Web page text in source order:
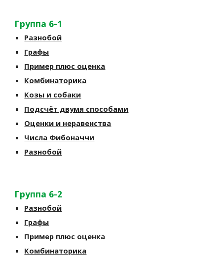
Группа 6-1
Разнобой
Графы
Пример плюс оценка
Комбинаторика
Козы и собаки
Подсчёт двумя способами
Оценки и неравенства
Числа Фибоначчи
Разнобой
Группа 6-2
Разнобой
Графы
Пример плюс оценка
Комбинаторика